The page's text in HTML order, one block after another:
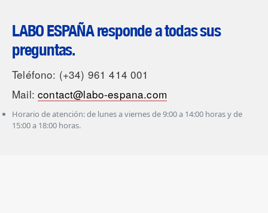
LABO ESPAÑA responde a todas sus
preguntas.
Teléfono: (+34) 961 414 001
Mail:contact@labo-espana.com
Horario de atención: de lunes a viernes de 9:00 a 14:00 horas y de
15:00 a 18:00 horas.